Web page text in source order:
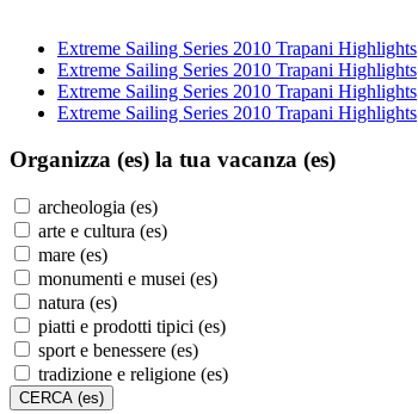
Extreme Sailing Series 2010 Trapani Highlights
Extreme Sailing Series 2010 Trapani Highlights
Extreme Sailing Series 2010 Trapani Highlights
Extreme Sailing Series 2010 Trapani Highlights
Organizza (es) la tua vacanza (es)
archeologia (es)
arte e cultura (es)
mare (es)
monumenti e musei (es)
natura (es)
piatti e prodotti tipici (es)
sport e benessere (es)
tradizione e religione (es)